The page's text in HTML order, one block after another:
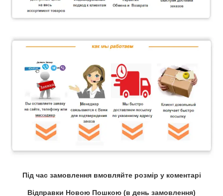
Під час замовлення вмовляйте розмір у коментарі
Відправки Новою Пошкою (в день замовлення)